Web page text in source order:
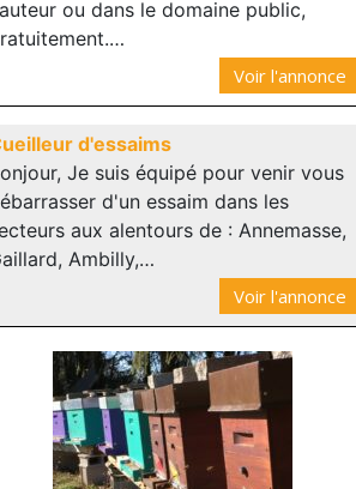
ou dans le domaine public,
Voir l'annonce
d'essaims
Je suis équipé pour venir vous
d'un essaim dans les
aux alentours de : Annemasse,
Ambilly,…
Voir l'annonce